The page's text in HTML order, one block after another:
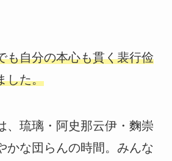
も自分の本心も貫く裴行俭
した。
、琉璃・阿史那云伊・麴崇
かな団らんの時間。みんな